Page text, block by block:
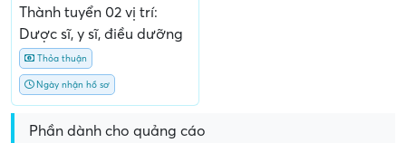
Thành tuyển 02 vị trí:
Dược sĩ, y sĩ, điều dưỡng
Thỏa thuận
Ngày nhận hồ sơ
Phần dành cho quảng cáo